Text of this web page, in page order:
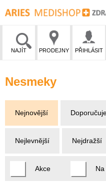
NAJÍT PRODEJNY PŘIHLÁSIT
Nesmeky
Nejnovější
Nejlevnější Nejdražší
Akce